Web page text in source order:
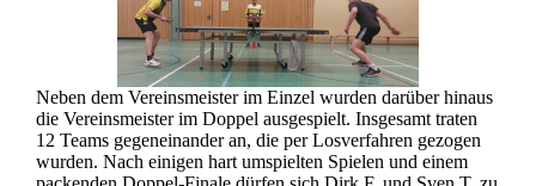
Neben dem Vereinsmeister im Einzel wurden darüber hinaus
die Vereinsmeister im Doppel ausgespielt. Insgesamt traten
12 Teams gegeneinander an, die per Losverfahren gezogen
wurden. Nach einigen hart umspielten Spielen und einem